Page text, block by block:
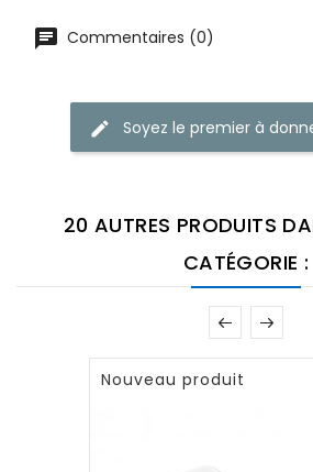
Commentaires (0)
Soyez le premier à
20 AUTRES PRODUITS
CATÉGORIE :
Nouveau produit